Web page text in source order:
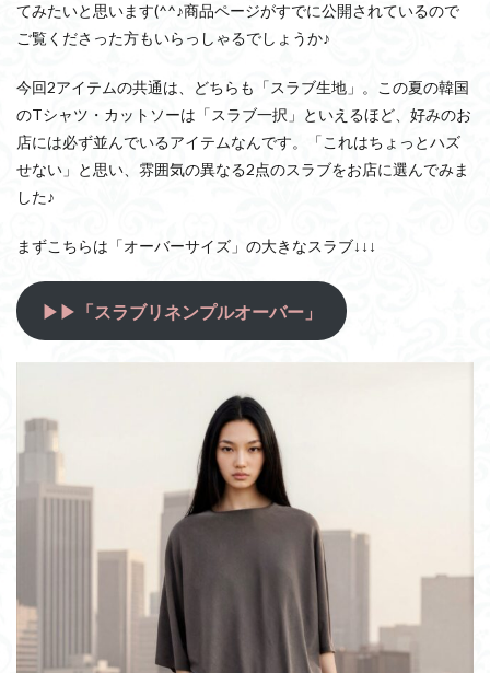
てみたいと思います(^^♪商品ページがすでに公開されているので
ご覧くださった方もいらっしゃるでしょうか♪
今回2アイテムの共通は、どちらも「スラブ生地」。この夏の韓国
のTシャツ・カットソーは「スラブ一択」といえるほど、好みのお
店には必ず並んでいるアイテムなんです。「これはちょっとハズ
せない」と思い、雰囲気の異なる2点のスラブをお店に選んでみま
した♪
まずこちらは「オーバーサイズ」の大きなスラブ↓↓↓
▶▶「スラブリネンプルオーバー」